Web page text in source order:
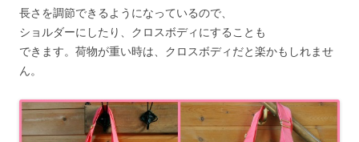
長さを調節できるようになっているので、
ショルダーにしたり、クロスボディにすることも
できます。荷物が重い時は、クロスボディだと楽かもしれませ
ん。